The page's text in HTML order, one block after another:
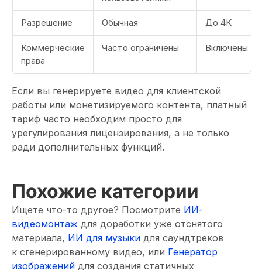
Разрешение Обычная До 4K
Коммерческие
права
Часто ограничены Включены
Если вы генерируете видео для клиентской
работы или монетизируемого контента, платный
тариф часто необходим просто для
урегулирования лицензирования, а не только
ради дополнительных функций.
Похожие категории
Ищете что-то другое? Посмотрите ИИ-
видеомонтаж для доработки уже отснятого
материала, ИИ для музыки для саундтреков
к сгенерированному видео, или Генератор
изображений для создания статичных